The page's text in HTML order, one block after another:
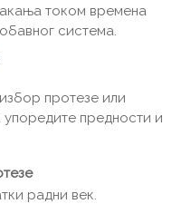
током времена
система.
протезе или
упоредите предности и
радни век.